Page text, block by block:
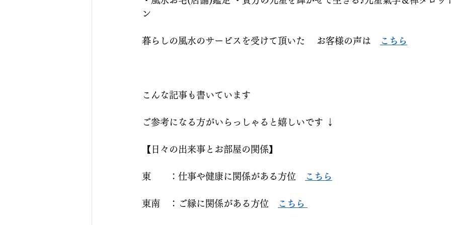
ン
暮らしの風水のサービスを受けて頂いた 　お客様の声は こちら
こんな記事も書いています
ご参考になる方がいらっしゃると嬉しいです ↓
【日々の出来事とお部屋の関係】
東　　：仕事や健康に関係がある方位 こちら
東南　：ご縁に関係がある方位 こちら